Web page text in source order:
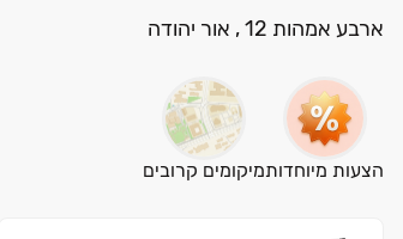
ארבע אמהות 12 , אור יהודה
הצעות מיוחדותמיקומים קרובים